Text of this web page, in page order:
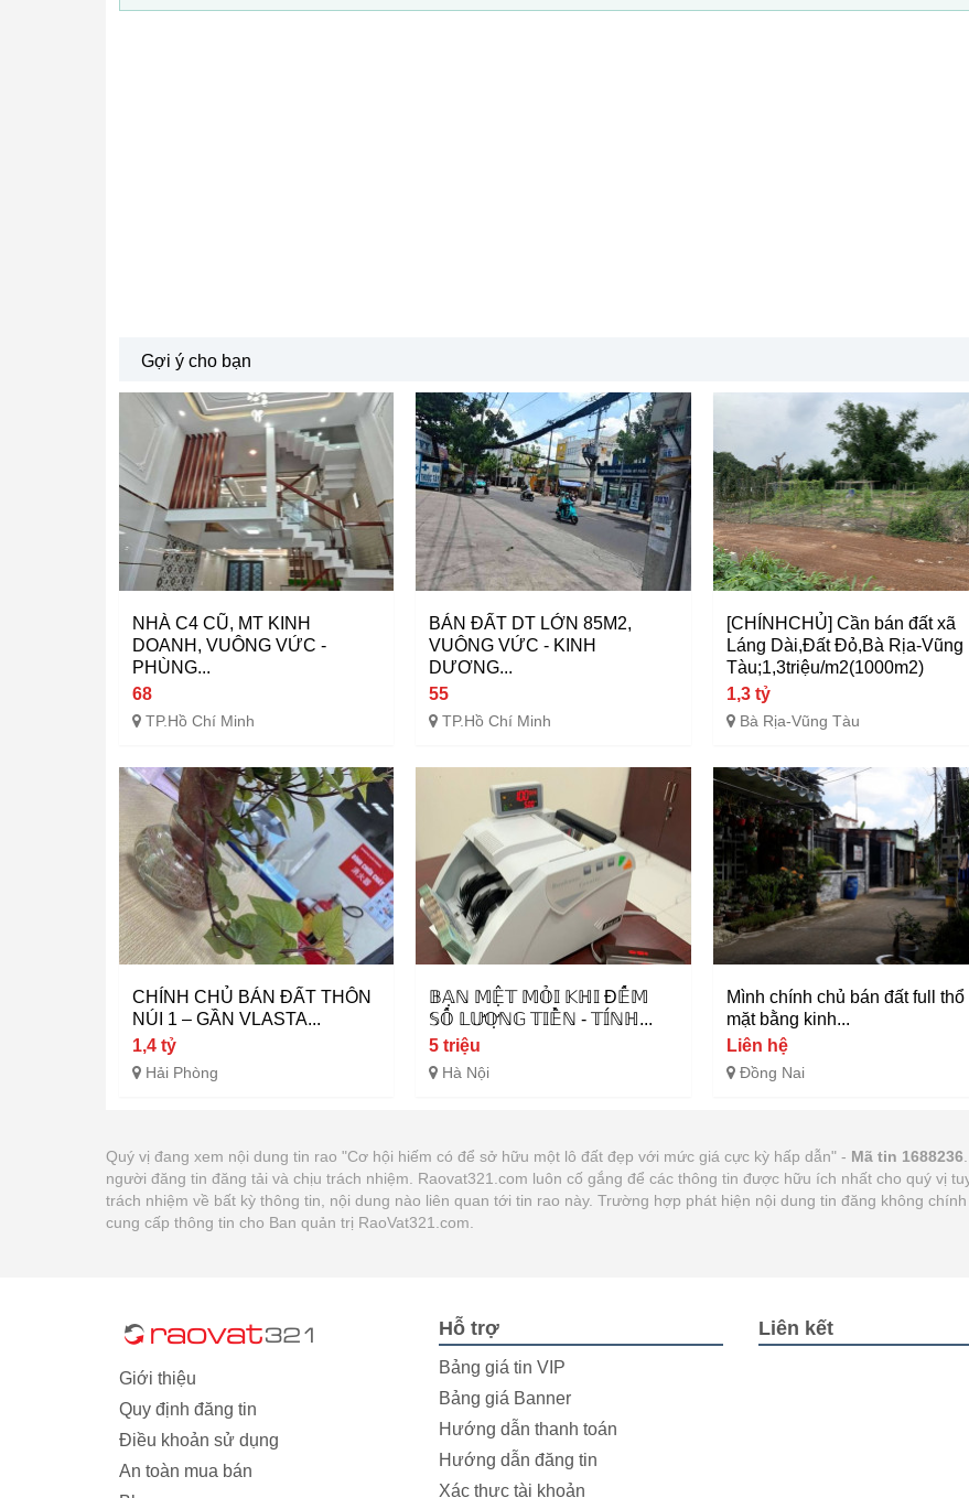
Gợi ý cho bạn
NHÀ C4 CŨ, MT KINH
DOANH, VUÔNG VỨC -
PHÙNG...
68
TP.Hồ Chí Minh
BÁN ĐẤT DT LỚN 85M2,
VUÔNG VỨC - KINH
DƯƠNG...
55
TP.Hồ Chí Minh
[CHÍNHCHỦ] Cần bán đất xã
Láng Dài,Đất Đỏ,Bà Rịa-Vũng
Tàu;1,3triệu/m2(1000m2)
1,3 tỷ
Bà Rịa-Vũng Tàu
CHÍNH CHỦ BÁN ĐẤT THÔN
NÚI 1 – GẦN VLASTA...
1,4 tỷ
Hải Phòng
𝔹𝔸̣ℕ 𝕄𝔼̣̂𝕋 𝕄𝕆̉𝕀 𝕂ℍ𝕀 Đ𝔼̂́𝕄
𝕊𝕆̂́ 𝕃𝕌̛𝕆̛̣ℕ𝔾 𝕋𝕀𝔼̂̀ℕ - 𝕋𝕀́ℕℍ...
5 triệu
Hà Nội
Mình chính chủ bán đất full thổ
mặt bằng kinh...
Liên hệ
Đồng Nai
Quý vị đang xem nội dung tin rao "Cơ hội hiếm có để sở hữu một lô đất đẹp với mức giá cực kỳ hấp dẫn" - Mã tin 1688236
người đăng tin đăng tải và chịu trách nhiệm. Raovat321.com luôn cố gắng để các thông tin được hữu ích nhất cho quý vị
trách nhiệm về bất kỳ thông tin, nội dung nào liên quan tới tin rao này. Trường hợp phát hiện nội dung tin đăng không
cung cấp thông tin cho Ban quản trị RaoVat321.com.
Giới thiệu
Quy định đăng tin
Điều khoản sử dụng
An toàn mua bán
Hỗ trợ
Bảng giá tin VIP
Bảng giá Banner
Hướng dẫn thanh toán
Hướng dẫn đăng tin
Xác thực tài khoản
Liên kết